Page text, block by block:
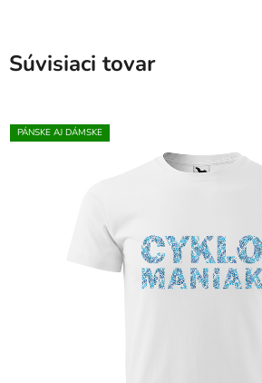
Súvisiaci tovar
PÁNSKE AJ DÁMSKE